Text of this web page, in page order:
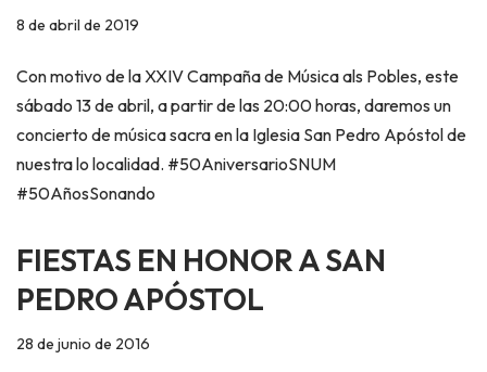
8 de abril de 2019
Con motivo de la XXIV Campaña de Música als Pobles, este
sábado 13 de abril, a partir de las 20:00 horas, daremos un
concierto de música sacra en la Iglesia San Pedro Apóstol de
nuestra lo localidad. #50AniversarioSNUM
#50AñosSonando
FIESTAS EN HONOR A SAN
PEDRO APÓSTOL
28 de junio de 2016